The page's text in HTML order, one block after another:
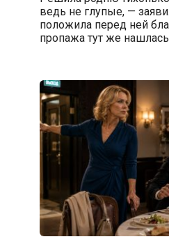
ведь не глупые, —
положила перед ней
пропажа тут же нашлась